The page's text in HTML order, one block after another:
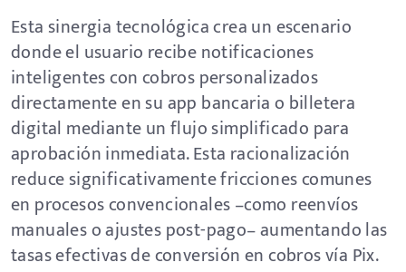
Esta sinergia tecnológica crea un escenario
donde el usuario recibe notificaciones
inteligentes con cobros personalizados
directamente en su app bancaria o billetera
digital mediante un flujo simplificado para
aprobación inmediata. Esta racionalización
reduce significativamente fricciones comunes
en procesos convencionales –como reenvíos
manuales o ajustes post-pago– aumentando las
tasas efectivas de conversión en cobros vía Pix.